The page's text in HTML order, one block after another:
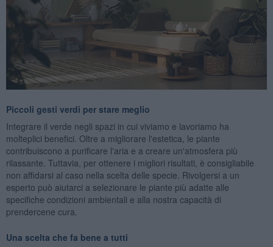
Piccoli gesti verdi per stare meglio
Integrare il verde negli spazi in cui viviamo e lavoriamo ha
molteplici benefici. Oltre a migliorare l'estetica, le piante
contribuiscono a purificare l'aria e a creare un'atmosfera più
rilassante. Tuttavia, per ottenere i migliori risultati, è consigliabile
non affidarsi al caso nella scelta delle specie. Rivolgersi a un
esperto può aiutarci a selezionare le piante più adatte alle
specifiche condizioni ambientali e alla nostra capacità di
prendercene cura.
Una scelta che fa bene a tutti